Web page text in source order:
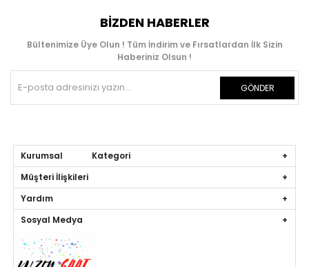
BIZDEN HABERLER
Bültenimize Üye Olun ! Tüm İndirim ve Fırsatlardan İlk Sizin
Haberiniz Olsun !
GÖNDER
Kurumsal Kategori
Müşteri İlişkileri
Yardım
Sosyal Medya